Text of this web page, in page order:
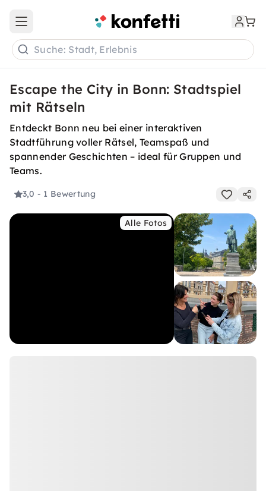
Open main menu
Suche: Stadt, Erlebnis
Escape the City in Bonn: Stadtspiel
mit Rätseln
Entdeckt Bonn neu bei einer interaktiven
Stadtführung voller Rätsel, Teamspaß und
spannender Geschichten – ideal für Gruppen und
Teams.
3,0 - 1 Bewertung
Alle Fotos